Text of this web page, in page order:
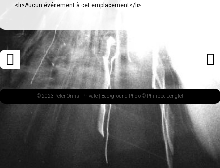
<li>Aucun événement à cet emplacement</li>
Navigation
des
articles
ARTICLE
PRÉCÉDENT© 2023 Peter Orins | Private | Background Photo © Philippe Lenglet